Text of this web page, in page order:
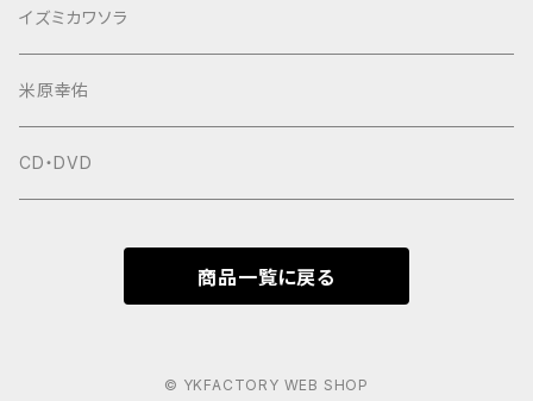
イズミカワソラ
米原幸佑
CD・DVD
商品一覧に戻る
© YKFACTORY WEB SHOP